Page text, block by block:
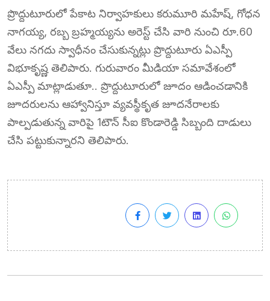
ప్రొద్దుటూరులో పేకాట నిర్వాహకులు కరుమూరి మహేష్, గోధన
నాగయ్య, రబ్బ బ్రహ్మయ్యను అరెస్ట్ చేసి వారి నుంచి రూ.60
వేలు నగదు స్వాధీనం చేసుకున్నట్లు ప్రొద్దుటూరు ఏఎస్పీ
విభూకృష్ణ తెలిపారు. గురువారం మీడియా సమావేశంలో
ఏఎస్పీ మాట్లాడుతూ.. ప్రొద్దుటూరులో జూదం ఆడించడానికి
జూదరులను ఆహ్వానిస్తూ వ్యవస్థీకృత జూదనేరాలకు
పాల్పడుతున్న వారిపై 1టౌన్ సీఐ కొండారెడ్డి సిబ్బంది దాడులు
చేసి పట్టుకున్నారని తెలిపారు.